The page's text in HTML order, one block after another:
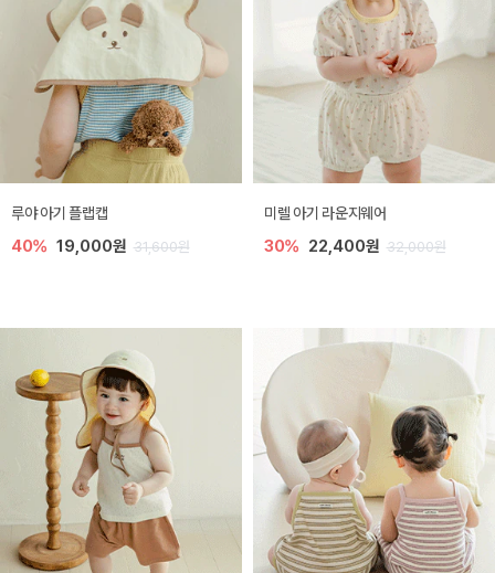
루야 아기 플랩캡
40% 19,000원 31,600원
미렐 아기 라운지웨어
30% 22,400원 32,000원